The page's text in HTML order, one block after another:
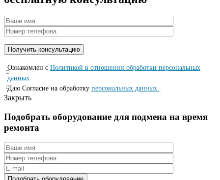
Ознакомлен с Политикой в отношении обработки персональных
данных.
Даю Согласие на обработку персональных данных..
Закрыть
Подобрать оборудование для подмена на время
ремонта